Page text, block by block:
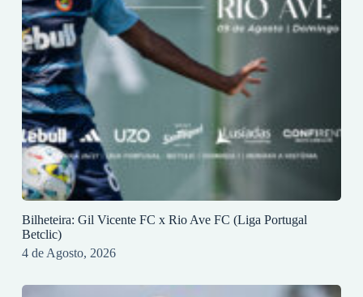
Bilheteira: Gil Vicente FC x Rio Ave FC (Liga Portugal
Betclic)
4 de Agosto, 2026